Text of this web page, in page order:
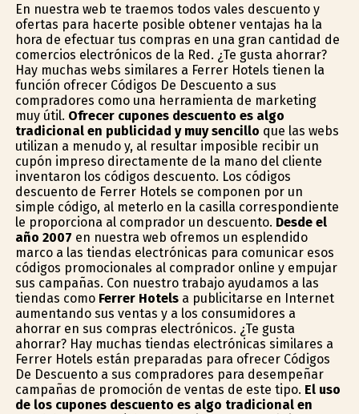
En nuestra web te traemos todos vales descuento y
ofertas para hacerte posible obtener ventajas ha la
hora de efectuar tus compras en una gran cantidad de
comercios electrónicos de la Red. ¿Te gusta ahorrar?
Hay muchas webs similares a Ferrer Hotels tienen la
función ofrecer Códigos De Descuento a sus
compradores como una herramienta de marketing
muy útil. Ofrecer cupones descuento es algo
tradicional en publicidad y muy sencillo que las webs
utilizan a menudo y, al resultar imposible recibir un
cupón impreso directamente de la mano del cliente
inventaron los códigos descuento. Los códigos
descuento de Ferrer Hotels se componen por un
simple código, al meterlo en la casilla correspondiente
le proporciona al comprador un descuento. Desde el
año 2007 en nuestra web ofremos un esplendido
marco a las tiendas electrónicas para comunicar esos
códigos promocionales al comprador online y empujar
sus campañas. Con nuestro trabajo ayudamos a las
tiendas como Ferrer Hotelsa publicitarse en Internet
aumentando sus ventas y a los consumidores a
ahorrar en sus compras electrónicos. ¿Te gusta
ahorrar? Hay muchas tiendas electrónicas similares a
Ferrer Hotels están preparadas para ofrecer Códigos
De Descuento a sus compradores para desempeñar
campañas de promoción de ventas de este tipo. El uso
de los cupones descuento es algo tradicional en